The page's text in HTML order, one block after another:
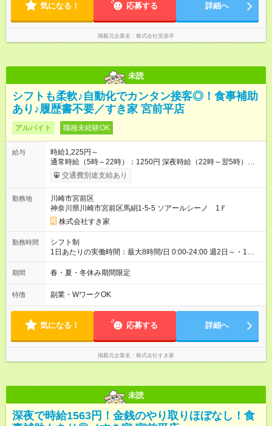
気になる！ 応募する 詳細へ
掲載元企業名 株式会社安楽亭
未読
シフトも柔軟♪自動化でカンタン接客◎！食事補助
あり♪履歴書不要／すき家 宮前平店
アルバイト 職種未経験OK
給与
時給1,225円～
通常時給（5時～22時）：1250円 深夜時給（22時～翌5時）：
1563円 高校生時給：1225円 【特別手当】早朝手当（5：00-9：
00）時給+150円 【試用期間】試用期間あり 試用期間の長さ：1
30日（※条件変更なし）ですが、切り上げで一ヶ月とさせてい
ただきます。 研修制度あり：15時間(研修中も同時給）
交通費別途支給あり
勤務地
川崎市宮前区
神奈川県川崎市宮前区馬絹1-5-5 ソアールシーノ 1Ｆ
株式会社すき家
勤務時間
シフト制
1日あたりの実働時間：最大8時間/日 0:00-24:00 週2日～・1日
2h～OK ＜シフト例＞ 〇朝帯 5:00-9:00 〇昼帯 9:00-14:00 〇午
後帯 14:00-18:00 〇夜帯 18:00-22:00 〇深夜帯 22:00-翌5:00 基
ます♪
期間 春・夏・冬休み期間限定
特徴 副業・WワークOK
気になる！ 応募する 詳細へ
掲載元企業名 株式会社すき家
未読
深夜で時給1563円！金銭のやり取りほぼなし！食